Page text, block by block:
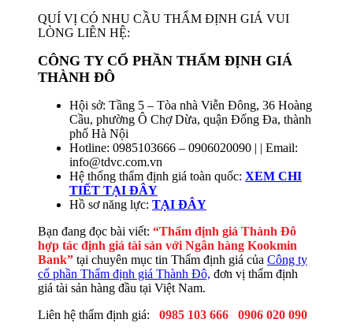
QUÍ VỊ CÓ NHU CẦU THẨM ĐỊNH GIÁ VUI
LÒNG LIÊN HỆ:
CÔNG TY CỔ PHẦN THẨM ĐỊNH GIÁ
THÀNH ĐÔ
Hội sở: Tầng 5 – Tòa nhà Viễn Đông, 36 Hoàng
Cầu, phường Ô Chợ Dừa, quận Đống Đa, thành
phố Hà Nội
Hotline: 0985103666 – 0906020090 | | Email:
info@tdvc.com.vn
Hệ thống thẩm định giá toàn quốc: XEM CHI
TIẾT TẠI ĐÂY
Hồ sơ năng lực: TẠI ĐÂY
Bạn đang đọc bài viết: “Thẩm định giá Thành Đô
hợp tác định giá tài sản với Ngân hàng Kookmin
Bank” tại chuyên mục tin Thẩm định giá của Công ty
cổ phần Thẩm định giá Thành Đô, đơn vị thẩm định
giá tài sản hàng đầu tại Việt Nam.
Liên hệ thẩm định giá:
0985 103 666
0906 020 090